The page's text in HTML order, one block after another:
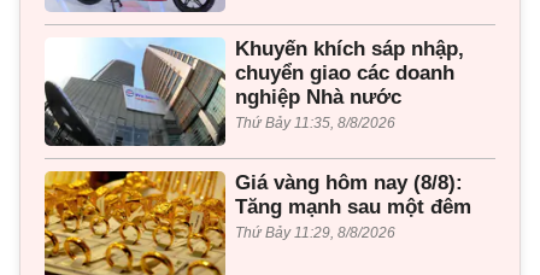
Khuyến khích sáp nhập,
chuyển giao các doanh
nghiệp Nhà nước
Thứ Bảy 11:35, 8/8/2026
Giá vàng hôm nay (8/8):
Tăng mạnh sau một đêm
Thứ Bảy 11:29, 8/8/2026